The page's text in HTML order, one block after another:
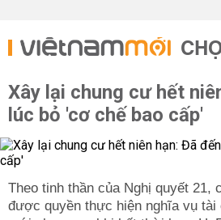
Xây lại chung cư hết
lúc bỏ 'cơ chế bao cấp'
Theo tinh thần của Nghị quyết 21,
được quyền thực hiện nghĩa vụ tài